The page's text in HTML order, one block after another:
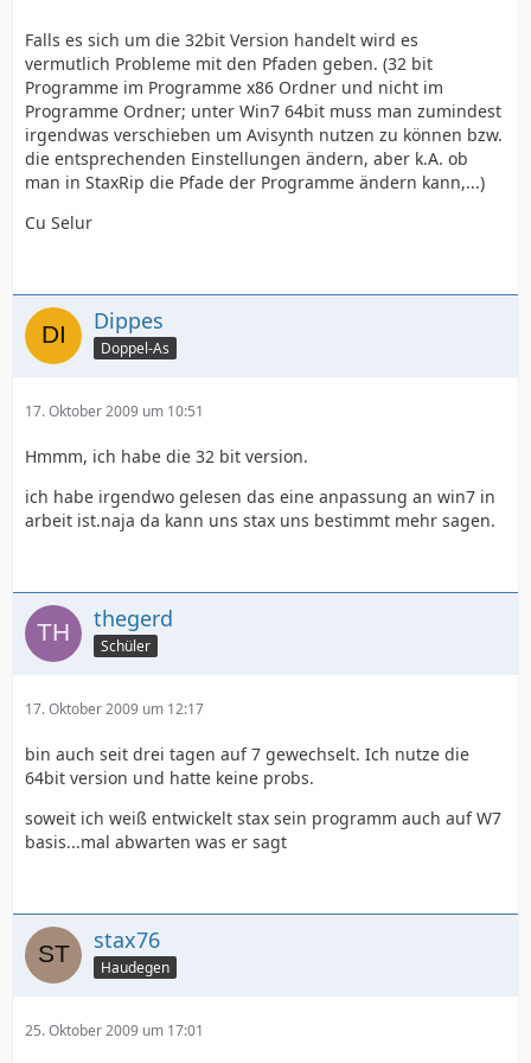
Falls es sich um die 32bit Version handelt wird es
vermutlich Probleme mit den Pfaden geben. (32 bit
Programme im Programme x86 Ordner und nicht im
Programme Ordner; unter Win7 64bit muss man zumindest
irgendwas verschieben um Avisynth nutzen zu können bzw.
die entsprechenden Einstellungen ändern, aber k.A. ob
man in StaxRip die Pfade der Programme ändern kann,...)
Cu Selur
Dippes
Doppel-As
17. Oktober 2009 um 10:51
Hmmm, ich habe die 32 bit version.
ich habe irgendwo gelesen das eine anpassung an win7 in
arbeit ist.naja da kann uns stax uns bestimmt mehr sagen.
thegerd
Schüler
17. Oktober 2009 um 12:17
bin auch seit drei tagen auf 7 gewechselt. Ich nutze die
64bit version und hatte keine probs.
soweit ich weiß entwickelt stax sein programm auch auf W7
basis...mal abwarten was er sagt
stax76
Haudegen
25. Oktober 2009 um 17:01